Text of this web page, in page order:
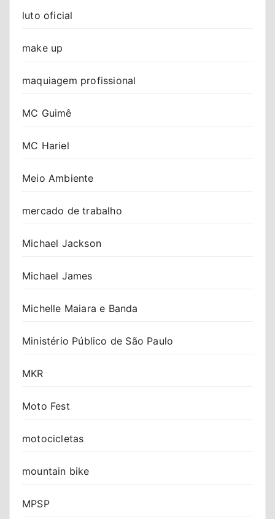
luto oficial
make up
maquiagem profissional
MC Guimê
MC Hariel
Meio Ambiente
mercado de trabalho
Michael Jackson
Michael James
Michelle Maiara e Banda
Ministério Público de São Paulo
MKR
Moto Fest
motocicletas
mountain bike
MPSP